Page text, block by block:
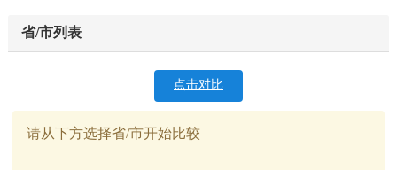
省/市列表
点击对比
请从下方选择省/市开始比较